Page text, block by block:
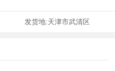
发货地:天津市武清区